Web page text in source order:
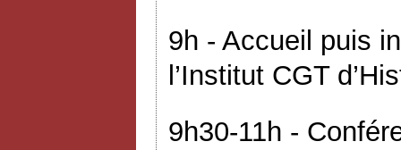
9h - Accueil puis
l’Institut CGT
9h30-11h -